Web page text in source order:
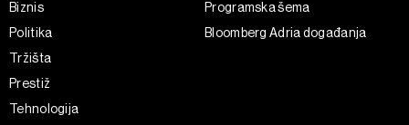
Biznis
Politika
Tržišta
Prestiž
Tehnologija
Programska šema
Bloomberg Adria događanja